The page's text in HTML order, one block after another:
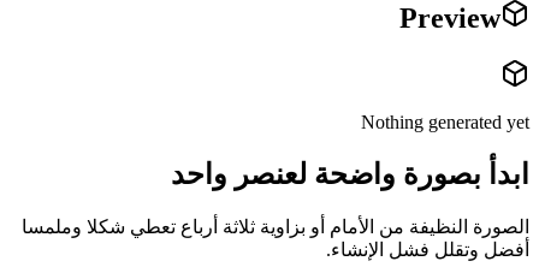
Preview
Nothing generated yet
ابدأ بصورة واضحة لعنصر واحد
الصورة النظيفة من الأمام أو بزاوية ثلاثة أرباع تعطي شكلا وملمسا
أفضل وتقلل فشل الإنشاء.